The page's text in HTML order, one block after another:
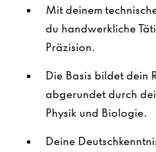
Mit deinem
du handwerkliche
Präzision.
Die Basis bildet dein
abgerundet durch
Physik und Biologie.
Deine